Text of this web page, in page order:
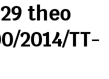
theo
2014/TT-